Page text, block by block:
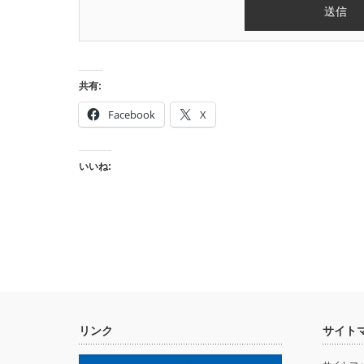
共有:
Facebook X
いいね:
リンク サイト